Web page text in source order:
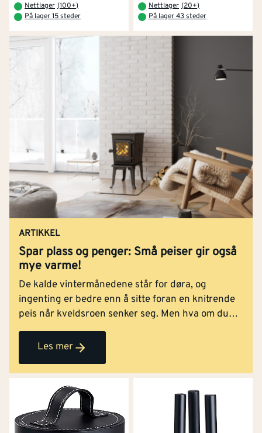
Nettlager (100+)
På lager 15 steder
Nettlager (20+)
På lager 43 steder
ARTIKKEL
Spar plass og penger: Små peiser gir også
mye varme!
De kalde vintermånedene står for døra, og
ingenting er bedre enn å sitte foran en knitrende
peis når kveldsroen senker seg. Men hva om du
har begrenset med plass? Eller et stramt budsjett?
Null problem, små peiser varmer mer enn du tror.
Les mer